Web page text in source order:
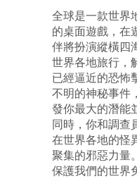
全球是一款世界
的桌面遊戲，在
伴將扮演縱橫四
世界各地旅行，
已經逼近的恐怖
不明的神秘事件
發你最大的潛能
同時，你和調查
在世界各地的怪
聚集的邪惡力量
保護我們的世界